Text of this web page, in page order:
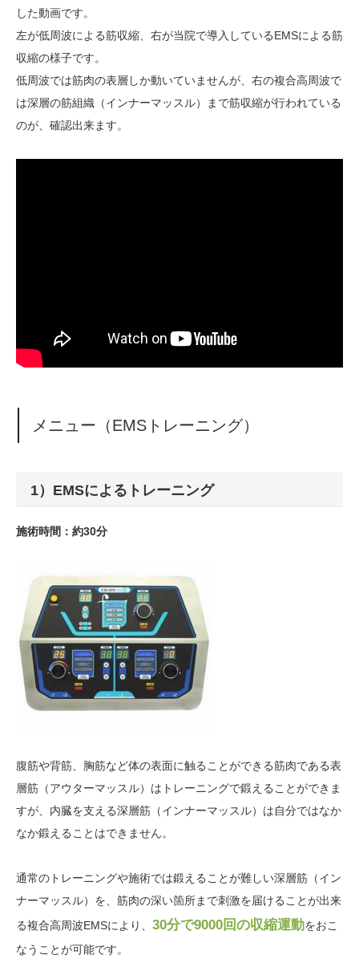
した動画です。
左が低周波による筋収縮、右が当院で導入しているEMSによる筋
収縮の様子です。
低周波では筋肉の表層しか動いていませんが、右の複合高周波で
は深層の筋組織（インナーマッスル）まで筋収縮が行われている
のが、確認出来ます。
メニュー（EMSトレーニング）
1）EMSによるトレーニング
施術時間：約30分
腹筋や背筋、胸筋など体の表面に触ることができる筋肉である表
層筋（アウターマッスル）はトレーニングで鍛えることができま
すが、内臓を支える深層筋（インナーマッスル）は自分ではなか
なか鍛えることはできません。
通常のトレーニングや施術では鍛えることが難しい深層筋（イン
ナーマッスル）を、筋肉の深い箇所まで刺激を届けることが出来
る複合高周波EMSにより、 30分で9000回の収縮運動をおこ
なうことが可能です。